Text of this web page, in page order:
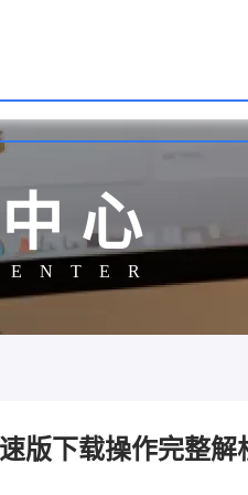
心
版下载操作完整解